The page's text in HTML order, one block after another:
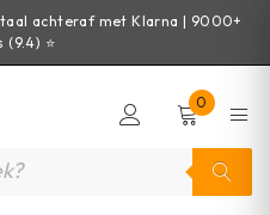
achteraf met Klarna | 9000+
(9.4) ⭐
0